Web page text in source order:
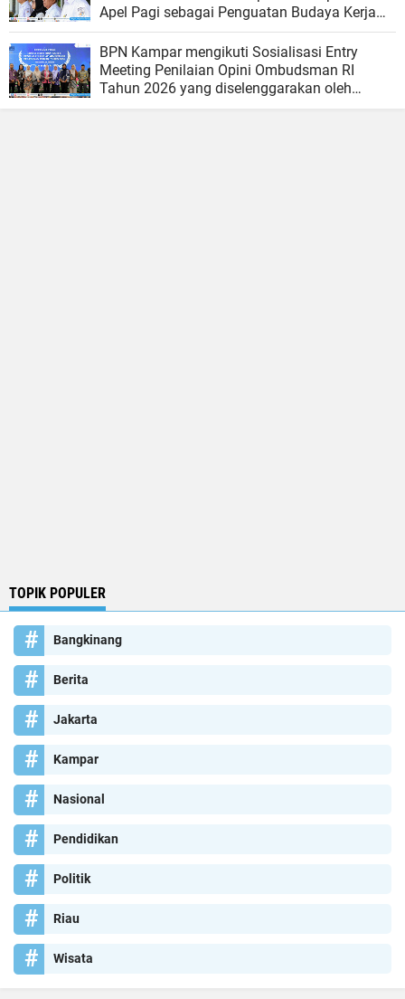
Apel Pagi sebagai Penguatan Budaya Kerja
Organisasi
BPN Kampar mengikuti Sosialisasi Entry
Meeting Penilaian Opini Ombudsman RI
Tahun 2026 yang diselenggarakan oleh
TOPIK POPULER
Bangkinang
Berita
Jakarta
Kampar
Nasional
Pendidikan
Politik
Riau
Wisata